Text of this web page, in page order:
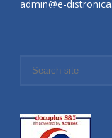
admin@e-